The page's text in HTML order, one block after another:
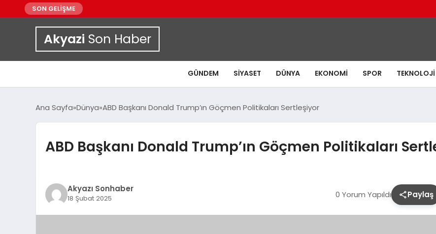
SON GELİŞME
Akyazi Son Haber
GÜNDEM SIYASET DÜNYA EKONOMI SPOR TEKNOLOJI
Ana Sayfa Dünya ABD Başkanı Donald Trump’ın Göçmen Politikaları Sertleşiyor
ABD Başkanı Donald Trump’ın Göçmen Politikaları
Akyazı Sonhaber
18 Şubat 2025 0 Yorum Yapıldı Paylaş